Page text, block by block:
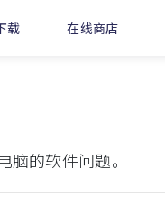
载 在线商店
的软件问题。